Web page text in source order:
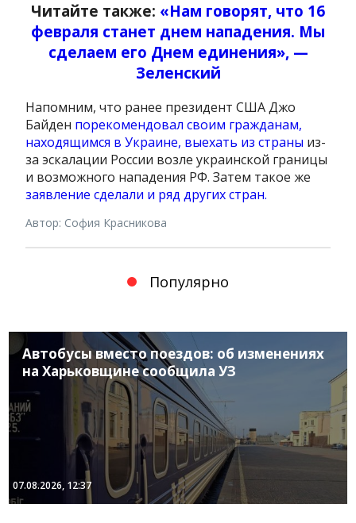
Читайте также: «Нам говорят, что 16
февраля станет днем ​​нападения. Мы
сделаем его Днем единения», —
Зеленский
Напомним, что ранее президент США Джо
Байден порекомендовал своим гражданам,
находящимся в Украине, выехать из страны из-
за эскалации России возле украинской границы
и возможного нападения РФ. Затем такое же
заявление сделали и ряд других стран.
Автор: София Красникова
Популярно
Автобусы вместо поездов: об изменениях
на Харьковщине сообщила УЗ
07.08.2026, 12:37